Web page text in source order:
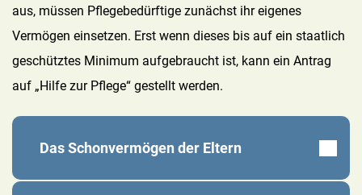
aus, müssen Pflegebedürftige zunächst ihr eigenes
Vermögen einsetzen. Erst wenn dieses bis auf ein staatlich
geschütztes Minimum aufgebraucht ist, kann ein Antrag
auf „Hilfe zur Pflege“ gestellt werden.
Das Schonvermögen der Eltern